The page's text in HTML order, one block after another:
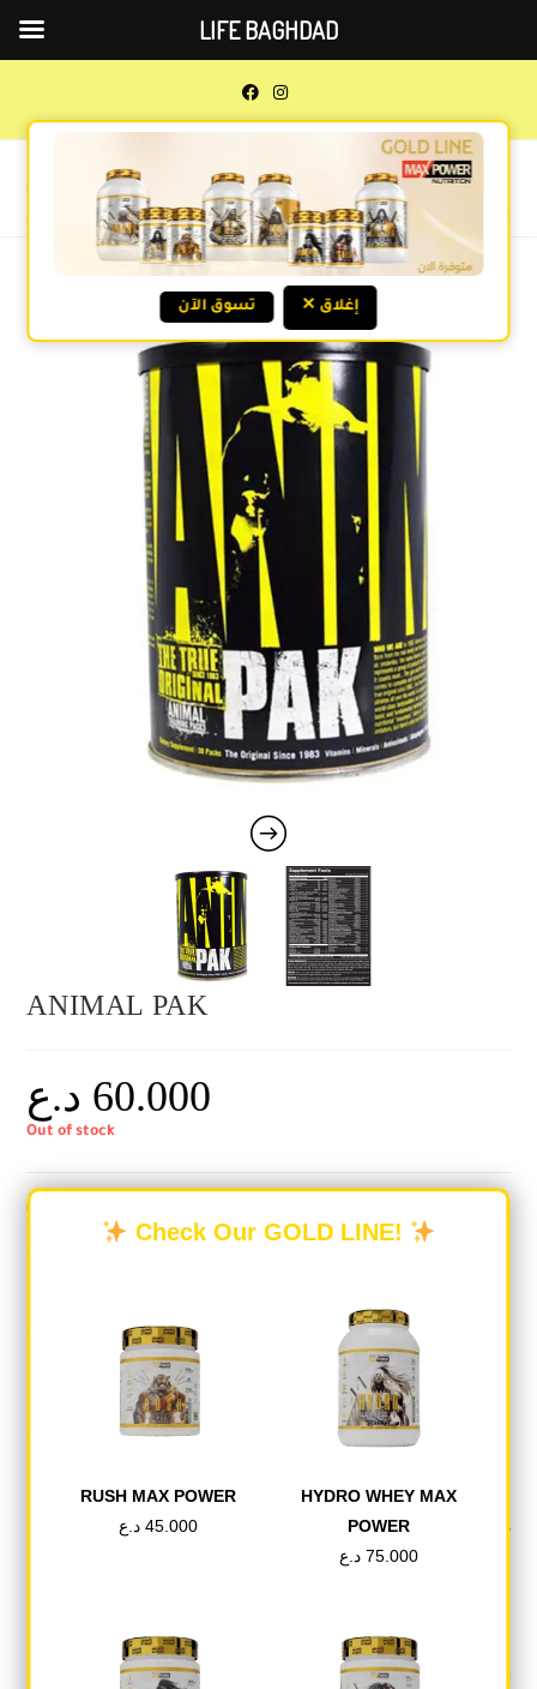
0 MENU
Previous Product Next Product
ANIMAL PAK
60.000 د.ع
Out of stock
Categories:
حول هذا المنتج
و ل-أرجنين، وحمض الألفا ليبويك وعناصر مميّزة مثل“
Pyridoxine a-
Ketoglutarate” المُحفِّز للأداء، ومُركّب الليبوتروبيك
.ففي كل علبة من
Check Our GOLD LINE!
RUSH MAX POWER
45.000 د.ع
HYDRO WHEY MAX
POWER
75.000 د.ع
تسوق الآن ✕ إغلاق
LIFE BAGHDAD